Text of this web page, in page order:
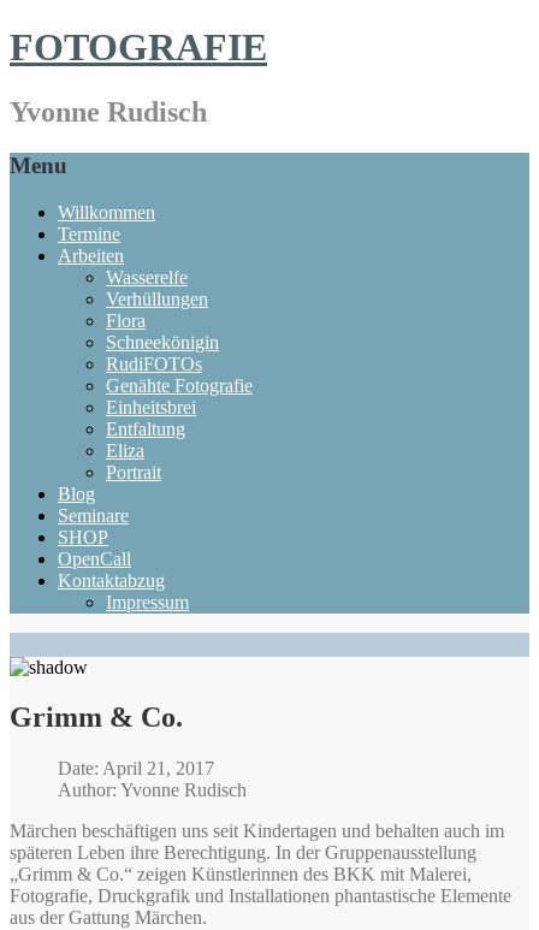
FOTOGRAFIE
Yvonne Rudisch
Menu
Willkommen
Termine
Arbeiten
Wasserelfe
Verhüllungen
Flora
Schneekönigin
RudiFOTOs
Genähte Fotografie
Einheitsbrei
Entfaltung
Eliza
Portrait
Blog
Seminare
SHOP
OpenCall
Kontaktabzug
Impressum
Grimm & Co.
Date: April 21, 2017
Author: Yvonne Rudisch
Märchen beschäftigen uns seit Kindertagen und behalten auch im
späteren Leben ihre Berechtigung. In der Gruppenausstellung
„Grimm & Co.“ zeigen Künstlerinnen des BKK mit Malerei,
Fotografie, Druckgrafik und Installationen phantastische Elemente
aus der Gattung Märchen.